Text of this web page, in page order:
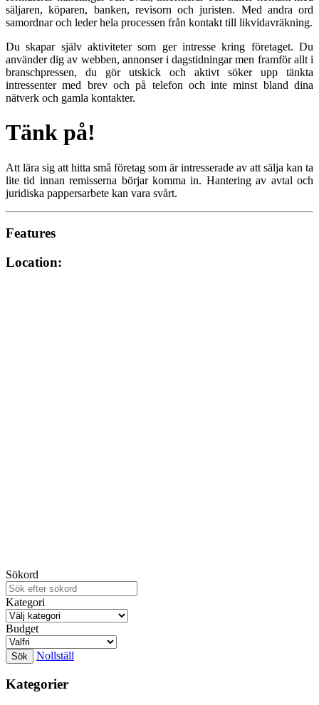
säljaren, köparen, banken, revisorn och juristen. Med andra ord
samordnar och leder hela processen från kontakt till likvidavräkning.
Du skapar själv aktiviteter som ger intresse kring företaget. Du
använder dig av webben, annonser i dagstidningar men framför allt i
branschpressen, du gör utskick och aktivt söker upp tänkta
intressenter med brev och på telefon och inte minst bland dina
nätverk och gamla kontakter.
Tänk på!
Att lära sig att hitta små företag som är intresserade av att sälja kan ta
lite tid innan remisserna börjar komma in. Hantering av avtal och
juridiska pappersarbete kan vara svårt.
Features
Location:
Sökord
Kategori
Budget
Nollställ
Kategorier